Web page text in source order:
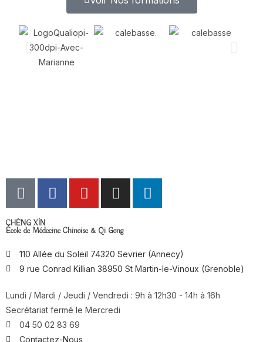
CHÉNG XÌN
École de Médecine Chinoise & Qi Gong
110 Allée du Soleil 74320 Sevrier (Annecy)
9 rue Conrad Killian 38950 St Martin-le-Vinoux (Grenoble)
Lundi / Mardi / Jeudi / Vendredi : 9h à 12h30 - 14h à 16h
Secrétariat fermé le Mercredi
04 50 02 83 69
Contactez-Nous